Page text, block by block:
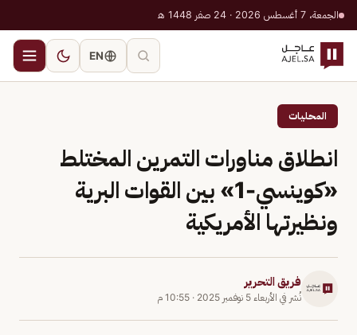
الجمعة، 7 أغسطس 2026 · 24 صفر 1448 هـ
EN
المحليات
انطلاق مناورات التمرين المختلط
«كوينسي-1» بين القوات البرية
ونظيرتها الأمريكية
فريق التحرير
نُشر في الأربعاء 5 نوفمبر 2025 · 10:55 م